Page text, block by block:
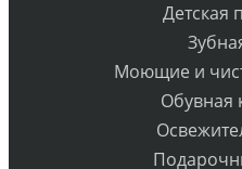
Детская
Моющие и
Обувная